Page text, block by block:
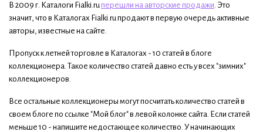
В 2009 г. Каталоги Fialki.ru перешли на авторские продажи. Это
значит, что в Каталогах Fialki.ru продают в первую очередь активные
авторы, известные на сайте.
Пропуск к летней торговле в Каталогах - 10 статей в блоге
коллекционера. Такое количество статей давно есть у всех "зимних"
коллекционеров.
Все остальные коллекционеры могут посчитать количество статей в
своем блоге по ссылке "Мой блог" в левой колонке сайта. Если статей
меньше 10 - напишите недостающее количество. У начинающих